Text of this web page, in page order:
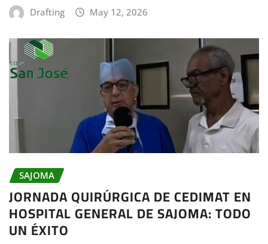
Drafting May 12, 2026
SAJOMA
JORNADA QUIRÚRGICA DE CEDIMAT EN
HOSPITAL GENERAL DE SAJOMA: TODO
UN ÉXITO